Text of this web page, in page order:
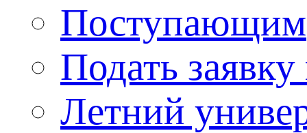
Поступающим
Подать
Летний